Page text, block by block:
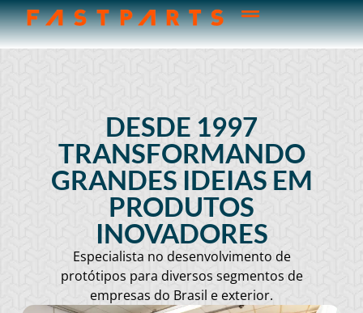
DESDE 1997
TRANSFORMANDO
GRANDES IDEIAS EM
PRODUTOS
INOVADORES
Especialista no desenvolvimento de
protótipos para diversos segmentos de
empresas do Brasil e exterior.